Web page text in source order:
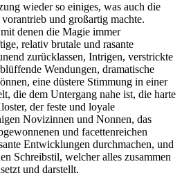
wieder so einiges, was auch die
und großartig machte.
denen die Magie immer
relativ brutale und rasante
zurücklassen, Intrigen, verstrickte
Wendungen, dramatische
eine düstere Stimmung in einer
die dem Untergang nahe ist, die harte
der feste und loyale
Novizinnen und Nonnen, das
und facettenreichen
Entwicklungen durchmachen, und
Schreibstil, welcher alles zusammen
und darstellt.